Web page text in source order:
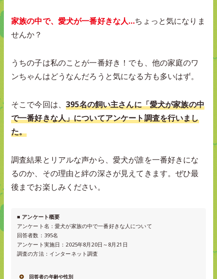
家族の中で、愛犬が一番好きな人…ちょっと気になりま
せんか？
うちの子は私のことが一番好き！でも、他の家庭のワ
ンちゃんはどうなんだろうと気になる方も多いはず。
そこで今回は、395名の飼い主さんに「愛犬が家族の中
で一番好きな人」についてアンケート調査を行いまし
た。
調査結果とリアルな声から、愛犬が誰を一番好きにな
るのか、その理由と絆の深さが見えてきます。ぜひ最
後までお楽しみください。
■ アンケート概要
アンケート名：愛犬が家族の中で一番好きな人について
回答者数：395名
アンケート実施日：2025年8月20日～8月21日
調査の方法：インターネット調査
回答者の年齢や性別